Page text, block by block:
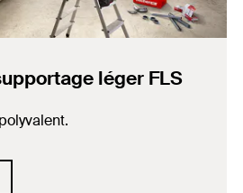
léger FLS